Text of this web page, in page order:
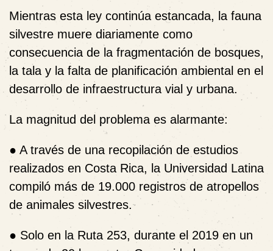
Mientras esta ley continúa estancada, la fauna
silvestre muere diariamente como
consecuencia de la fragmentación de bosques,
la tala y la falta de planificación ambiental en el
desarrollo de infraestructura vial y urbana.
La magnitud del problema es alarmante:
● A través de una recopilación de estudios
realizados en Costa Rica, la Universidad Latina
compiló más de 19.000 registros de atropellos
de animales silvestres.
● Solo en la Ruta 253, durante el 2019 en un